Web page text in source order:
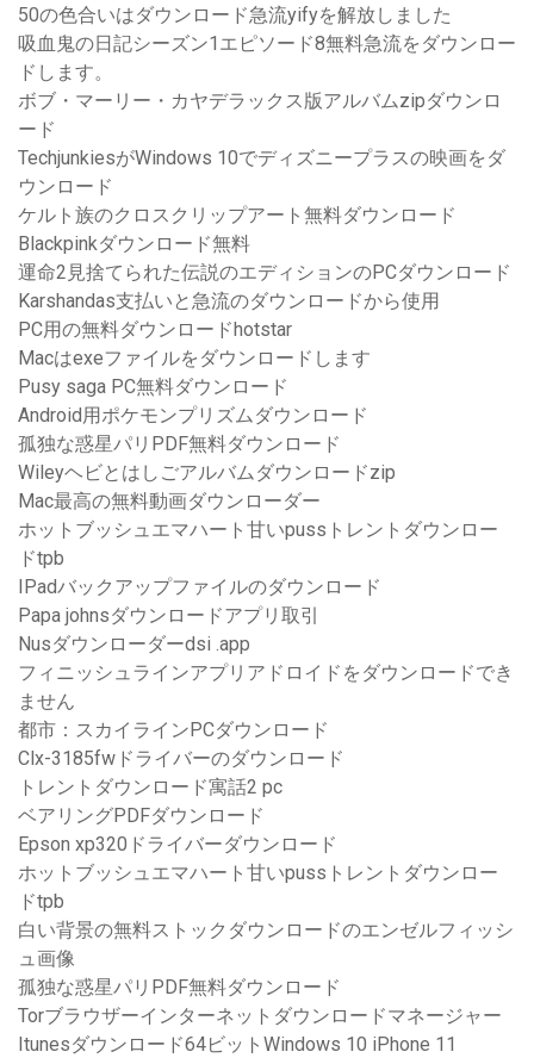
50の色合いはダウンロード急流yifyを解放しました
吸血鬼の日記シーズン1エピソード8無料急流をダウンロー
ドします。
ボブ・マーリー・カヤデラックス版アルバムzipダウンロ
ード
TechjunkiesがWindows 10でディズニープラスの映画をダ
ウンロード
ケルト族のクロスクリップアート無料ダウンロード
Blackpinkダウンロード無料
運命2見捨てられた伝説のエディションのPCダウンロード
Karshandas支払いと急流のダウンロードから使用
PC用の無料ダウンロードhotstar
Macはexeファイルをダウンロードします
Pusy saga PC無料ダウンロード
Android用ポケモンプリズムダウンロード
孤独な惑星パリPDF無料ダウンロード
Wileyヘビとはしごアルバムダウンロードzip
Mac最高の無料動画ダウンローダー
ホットブッシュエマハート甘いpussトレントダウンロー
ドtpb
IPadバックアップファイルのダウンロード
Papa johnsダウンロードアプリ取引
Nusダウンローダーdsi .app
フィニッシュラインアプリアドロイドをダウンロードでき
ません
都市：スカイラインPCダウンロード
Clx-3185fwドライバーのダウンロード
トレントダウンロード寓話2 pc
ベアリングPDFダウンロード
Epson xp320ドライバーダウンロード
ホットブッシュエマハート甘いpussトレントダウンロー
ドtpb
白い背景の無料ストックダウンロードのエンゼルフィッシ
ュ画像
孤独な惑星パリPDF無料ダウンロード
Torブラウザーインターネットダウンロードマネージャー
Itunesダウンロード64ビットWindows 10 iPhone 11